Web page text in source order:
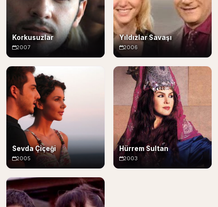
Korkusuzlar
2007
Yıldızlar Savaşı
2006
Sevda Çiçeği
2005
Hürrem Sultan
2003